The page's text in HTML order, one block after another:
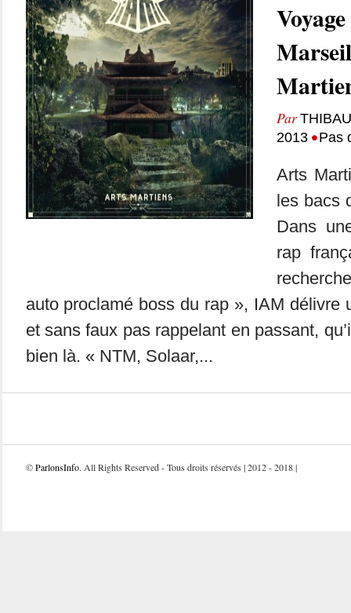
Par
2013 •Pas
Arts
les bacs
Dans
rap
auto proclamé boss du rap », IAM délivre
et sans faux pas rappelant en passant,
bien là. « NTM, Solaar,...
©ParlonsInfo. All Rights Reserved - Tous droits réservés | 2012 - 2018 |